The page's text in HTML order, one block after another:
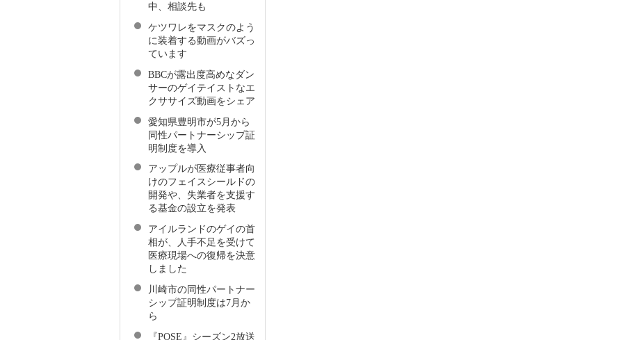
中、相談先も
ケツワレをマスクのよう
に装着する動画がバズっ
ています
BBCが露出度高めなダン
サーのゲイテイストなエ
クササイズ動画をシェア
愛知県豊明市が5月から
同性パートナーシップ証
明制度を導入
アップルが医療従事者向
けのフェイスシールドの
開発や、失業者を支援す
る基金の設立を発表
アイルランドのゲイの首
相が、人手不足を受けて
医療現場への復帰を決意
しました
川崎市の同性パートナー
シップ証明制度は7月か
ら
『POSE』シーズン2放送